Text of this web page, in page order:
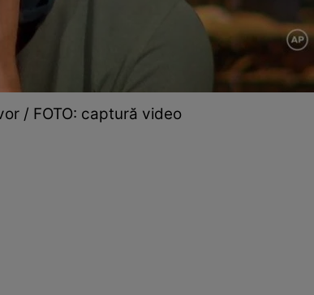
/ FOTO: captură video